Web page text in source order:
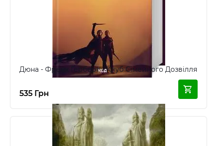
Дюна - Френк Герберт - Клуб Сімейного Дозвілля
535 Грн